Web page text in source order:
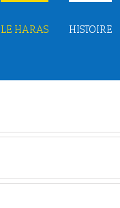
LE HARAS HISTOIRE